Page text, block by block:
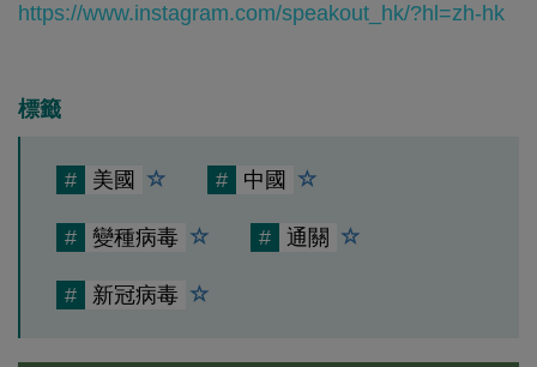
https://www.instagram.com/speakout_hk/?hl=zh-hk
標籤
# 美國 # 中國
# 變種病毒 # 通關
# 新冠病毒